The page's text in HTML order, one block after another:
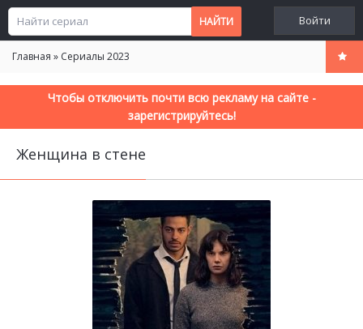
Войти
Главная » Сериалы 2023
Чтобы отключить почти всю рекламу на сайте -
зарегистрируйтесь!
Женщина в стене